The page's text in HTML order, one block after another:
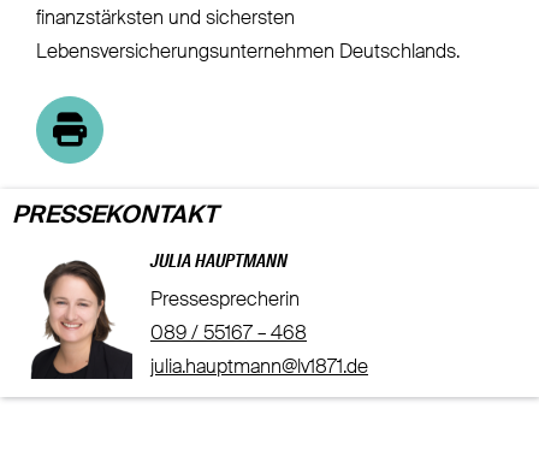
finanzstärksten und sichersten
Lebensversicherungsunternehmen Deutschlands.
PRESSEKONTAKT
JULIA HAUPTMANN
Pressesprecherin
089 / 55167 – 468
julia.hauptmann@lv1871.de